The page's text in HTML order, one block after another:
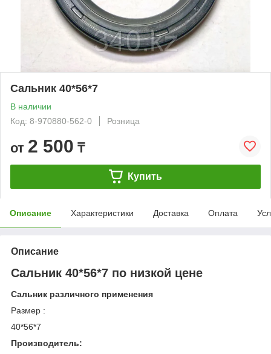
Сальник 40*56*7
В наличии
Код: 8-970880-562-0
Розница
от 2 500 ₸
Купить
Описание Характеристики Доставка Оплата
Описание
Сальник 40*56*7 по низкой цене
Сальник различного применения
Размер :
40*56*7
Производитель: